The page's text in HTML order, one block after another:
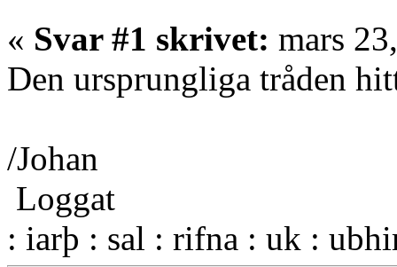
« Svar #1 skrivet: mars
Den ursprungliga tråden
/Johan
Loggat
: iarþ : sal : rifna : uk :